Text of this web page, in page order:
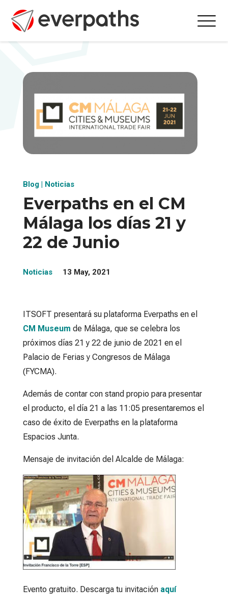
Blog| Noticias
Everpaths en el CM
Málaga los días 21 y
22 de Junio
Noticias 13 May, 2021
ITSOFT presentará su plataforma Everpaths en el
CM Museum de Málaga, que se celebra los
próximos días 21 y 22 de junio de 2021 en el
Palacio de Ferias y Congresos de Málaga
(FYCMA).
Además de contar con stand propio para presentar
el producto, el día 21 a las 11:05 presentaremos el
caso de éxito de Everpaths en la plataforma
Espacios Junta.
Mensaje de invitación del Alcalde de Málaga:
Evento gratuito. Descarga tu invitación aquí